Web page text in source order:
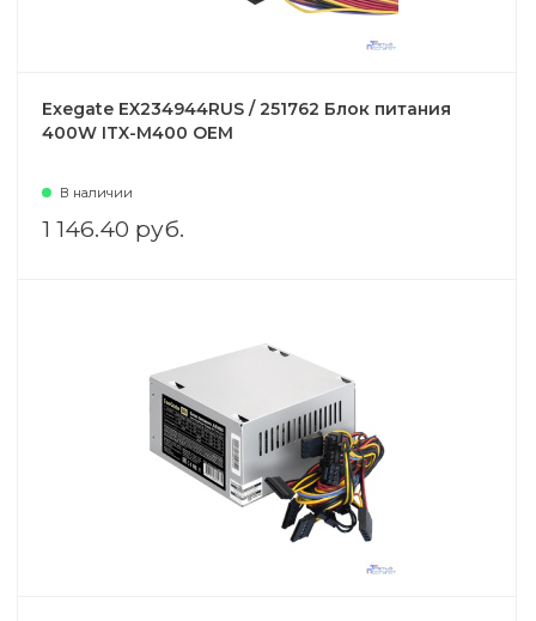
Exegate EX234944RUS / 251762 Блок питания
400W ITX-M400 OEM
В наличии
1 146.40 руб.